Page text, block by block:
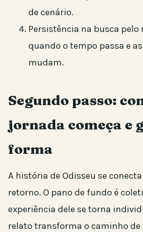
de cenário.
Persistência na busca
quando o tempo passa e
mudam.
Segundo passo:
jornada começa e
forma
A história de Odisseu se
retorno. O pano de fundo é
experiência dele se torna
relato transforma o caminho de